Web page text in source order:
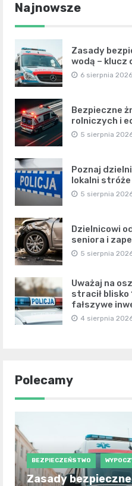
Najnowsze
Zasady
wodą – klucz
6 sierpnia 2026
Bezpieczne
rolniczych i
5 sierpnia
Poznaj
lokalni
5 sierpnia
Dzielnicowi
seniora i
5 sierpnia
Uważaj na
stracił blisko
fałszywe
4 sierpnia
Polecamy
BEZPIECZEŃSTWO
Zasady